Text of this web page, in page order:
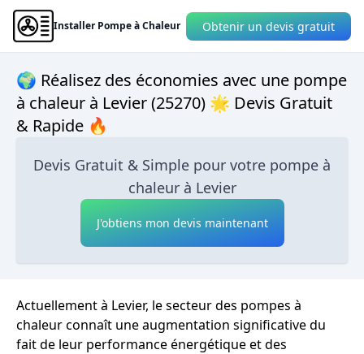
Installer Pompe à Chaleur Obtenir un devis gratuit
🌍 Réalisez des économies avec une pompe
à chaleur à Levier (25270) 🌟 Devis Gratuit
& Rapide 🔥
Devis Gratuit & Simple pour votre pompe à
chaleur à Levier
J'obtiens mon devis maintenant
Actuellement à Levier, le secteur des pompes à
chaleur connaît une augmentation significative du
fait de leur performance énergétique et des